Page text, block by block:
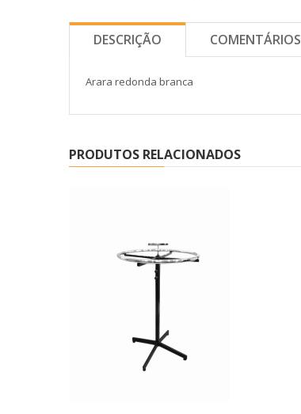
DESCRIÇÃO COMENTÁRIOS
Arara redonda branca
PRODUTOS RELACIONADOS